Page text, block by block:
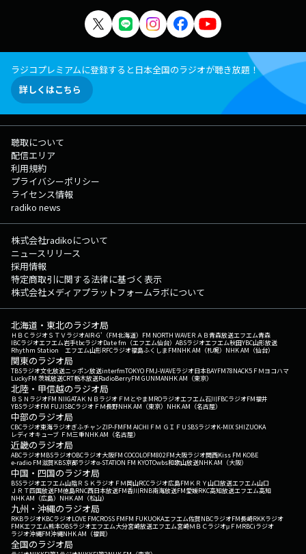
ラジコプレミアムに登録すると日本全国のラジオが聴き放題！
詳しくはこちら
聴取について
配信エリア
利用規約
プライバシーポリシー
ライセンス情報
radiko news
株式会社radikoについて
ニュースリリース
採用情報
特定商取引に関する法律に基づく表示
株式会社メディアプラットフォームラボについて
北海道・東北のラジオ局
ＨＢＣラジオＳＴＶラジオAIR-G'（FM北海道） FM NORTH WAVEＲＡＢ青森放送エフエム青森
IBCラジオエフエム岩手tbcラジオDate fm（エフエム仙台） ABSラジオエフエム秋田YBC山形放送
Rhythm Station エフエム山形RFCラジオ福島ふくしまFMNHK AM（札幌） NHK AM（仙台）
関東のラジオ局
TBSラジオ文化放送ニッポン放送interfmTOKYO FMJ-WAVEラジオ日本BAYFM78NACK5 ＦＭヨコハマ
LuckyFM 茨城放送CRT栃木放送RadioBerryFM GUNMANHK AM（東京）
北陸・甲信越のラジオ局
ＢＳＮラジオFM NIIGATAＫＮＢラジオ ＦＭとやまMROラジオエフエム石川FBCラジオFM福井
YBSラジオFM FUJISBCラジオ ＦＭ長野NHK AM（東京） NHK AM（名古屋）
中部のラジオ局
CBCラジオ東海ラジオぎふチャンZIP-FMFM AICHI ＦＭ ＧＩＦＵ SBSラジオK-MIX SHIZUOKA
レディオキューブ ＦＭ三重NHK AM（名古屋）
近畿のラジオ局
ABCラジオMBSラジオOBCラジオ大阪FM COCOLOFM802FM大阪ラジオ関西Kiss FM KOBE
e-radio FM滋賀KBS京都ラジオα-STATION FM KYOTOwbs和歌山放送NHK AM（大阪）
中国・四国のラジオ局
BSSラジオエフエム山陰ＲＳＫラジオ ＦＭ岡山RCCラジオ広島FM ＫＲＹ山口放送エフエム山口
ＪＲＴ四国放送FM徳島RNC西日本放送FM香川RNB南海放送FM愛媛RKC高知放送エフエム高知
NHK AM（広島） NHK AM（松山）
九州・沖縄のラジオ局
RKBラジオKBCラジオLOVE FMCROSS FMFM FUKUOKAエフエム佐賀NBCラジオFM長崎RKKラジオ
FMKエフエム熊本OBSラジオエフエム大分宮崎放送エフエム宮崎ＭＢＣラジオμＦＭRBCiラジオ
ラジオ沖縄FM沖縄NHK AM（福岡）
全国のラジオ局